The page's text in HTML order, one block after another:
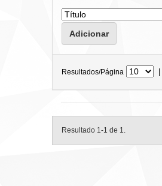
Resultados/Página |
Resultado 1-1 de 1.